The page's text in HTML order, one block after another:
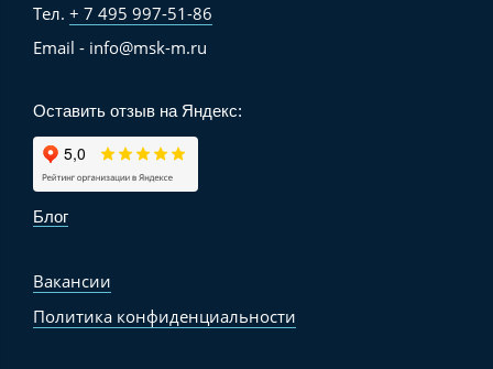
Тел. + 7 495 997-51-86
Email - info@msk-m.ru
Оставить отзыв на Яндекс:
Блог
Вакансии
Политика конфиденциальности